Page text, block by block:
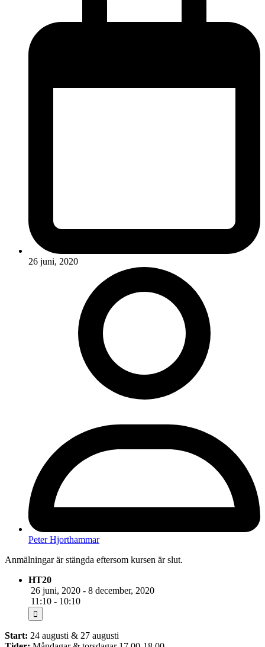
26 juni, 2020
Peter Hjorthammar
Anmälningar är stängda eftersom kursen är slut.
HT20
26 juni, 2020 - 8 december, 2020
11:10 - 10:10
Start: 24 augusti & 27 augusti